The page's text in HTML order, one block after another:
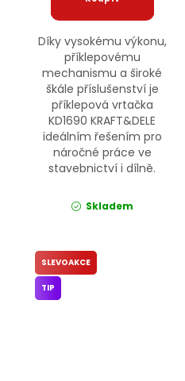
Díky vysokému výkonu,
příklepovému
mechanismu a široké
škále příslušenství je
příklepová vrtačka
KD1690 KRAFT&DELE
ideálním řešením pro
náročné práce ve
stavebnictví i dílně.
Skladem
SLEVOAKCE
TIP